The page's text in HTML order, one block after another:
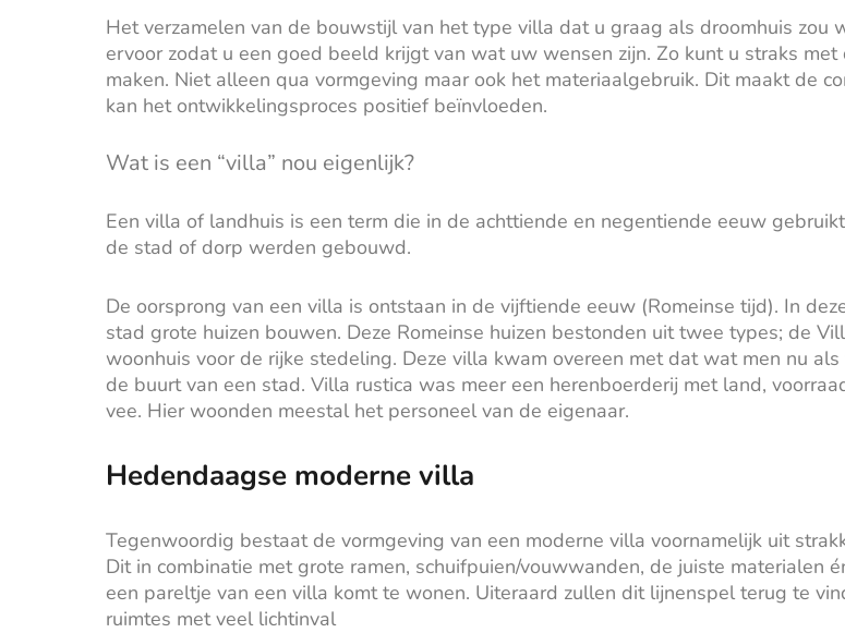
Het verzamelen van de bouwstijl van het type villa dat u graag als droomhuis zou
ervoor zodat u een goed beeld krijgt van wat uw wensen zijn. Zo kunt u straks
maken. Niet alleen qua vormgeving maar ook het materiaalgebruik. Dit maakt de
kan het ontwikkelingsproces positief beïnvloeden.
Wat is een “villa” nou eigenlijk?
Een villa of landhuis is een term die in de achttiende en negentiende eeuw
de stad of dorp werden gebouwd.
De oorsprong van een villa is ontstaan in de vijftiende eeuw (Romeinse tijd). In
stad grote huizen bouwen. Deze Romeinse huizen bestonden uit twee types; de
woonhuis voor de rijke stedeling. Deze villa kwam overeen met dat wat men nu
de buurt van een stad. Villa rustica was meer een herenboerderij met land,
vee. Hier woonden meestal het personeel van de eigenaar.
Hedendaagse moderne villa
Tegenwoordig bestaat de vormgeving van een moderne villa voornamelijk uit
Dit in combinatie met grote ramen, schuifpuien/vouwwanden, de juiste materialen
een pareltje van een villa komt te wonen. Uiteraard zullen dit lijnenspel terug te
ruimtes met veel lichtinval